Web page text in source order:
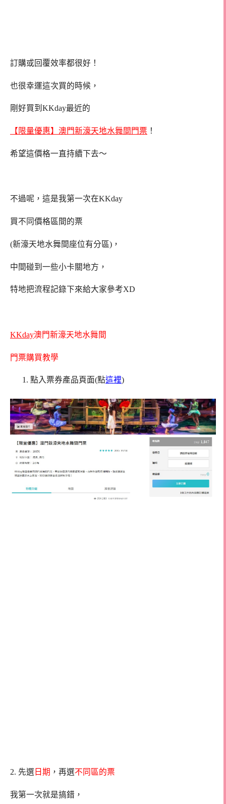
訂購或回覆效率都很好！
也很幸運這次買的時候，
剛好買到KKday最近的
【限量優惠】澳門新濠天地水舞間門票 ！
希望這價格一直持續下去～
不過呢，這是我第一次在KKday
買不同價格區間的票
(新濠天地水舞間座位有分區)，
中間碰到一些小卡關地方，
特地把流程記錄下來給大家參考XD
KKday澳門新濠天地水舞間
門票購買教學
點入票券產品頁面(點這裡)
2. 先選 日期 ，再選不同區的票
我第一次就是搞錯，